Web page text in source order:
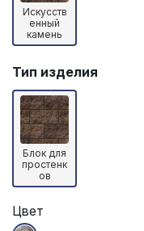
Искусств
енный
камень
Тип изделия
Блок для
простенк
ов
Цвет